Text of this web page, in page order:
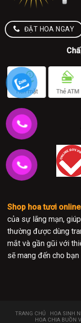
ĐẶT HOA NGAY
Shop hoa tươi
của sự lãng mạn,
thường được dùng
mắt và gần gũi với
sẽ mang đến cho
TRANG CHỦ HOA SINH
HOA CHIA BUỒN